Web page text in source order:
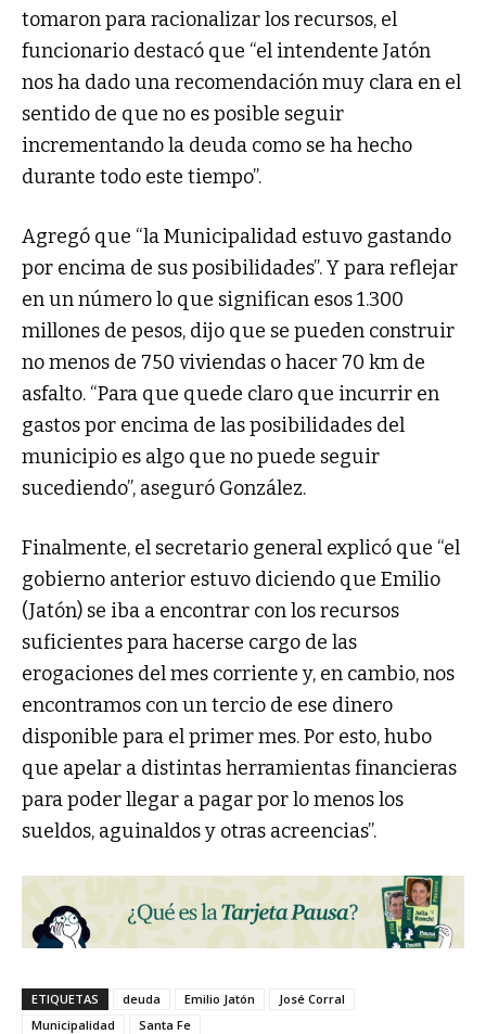
tomaron para racionalizar los recursos, el
funcionario destacó que “el intendente Jatón
nos ha dado una recomendación muy clara en el
sentido de que no es posible seguir
incrementando la deuda como se ha hecho
durante todo este tiempo”.
Agregó que “la Municipalidad estuvo gastando
por encima de sus posibilidades”. Y para reflejar
en un número lo que significan esos 1.300
millones de pesos, dijo que se pueden construir
no menos de 750 viviendas o hacer 70 km de
asfalto. “Para que quede claro que incurrir en
gastos por encima de las posibilidades del
municipio es algo que no puede seguir
sucediendo”, aseguró González.
Finalmente, el secretario general explicó que “el
gobierno anterior estuvo diciendo que Emilio
(Jatón) se iba a encontrar con los recursos
suficientes para hacerse cargo de las
erogaciones del mes corriente y, en cambio, nos
encontramos con un tercio de ese dinero
disponible para el primer mes. Por esto, hubo
que apelar a distintas herramientas financieras
para poder llegar a pagar por lo menos los
sueldos, aguinaldos y otras acreencias”.
ETIQUETAS deuda Emilio Jatón
José Corral
Municipalidad
Santa Fe